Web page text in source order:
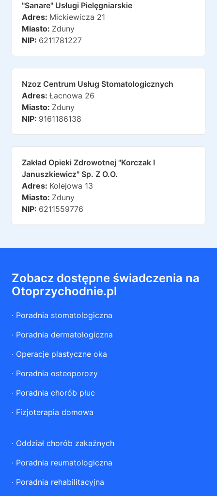
"sanare" Usługi Pielęgniarskie
Adres: Mickiewicza 21
Miasto: Zduny
NIP: 6211781227
Nzoz Centrum Usług Stomatologicznych
Adres: Łacnowa 26
Miasto: Zduny
NIP: 9161186138
Zakład Opieki Zdrowotnej "korczak I
Januszkiewicz" Sp. Z O.o.
Adres: Kolejowa 13
Miasto: Zduny
NIP: 6211559776
Zobacz dostępne świadczenia na
Otoprzychodnie.pl
· Poradnia stomatologiczna
· Poradnia dermatologiczna
· Operacje plastyczne oka
· Poradnia osteoporozy
· Poradnia chorób płuc
· Fizjoterapia domowa
· Oddział chorób zakaźnych
· Poradnia reumatologiczna
· Poradnia rehabilitacyjna